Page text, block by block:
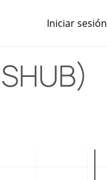
Iniciar sesión